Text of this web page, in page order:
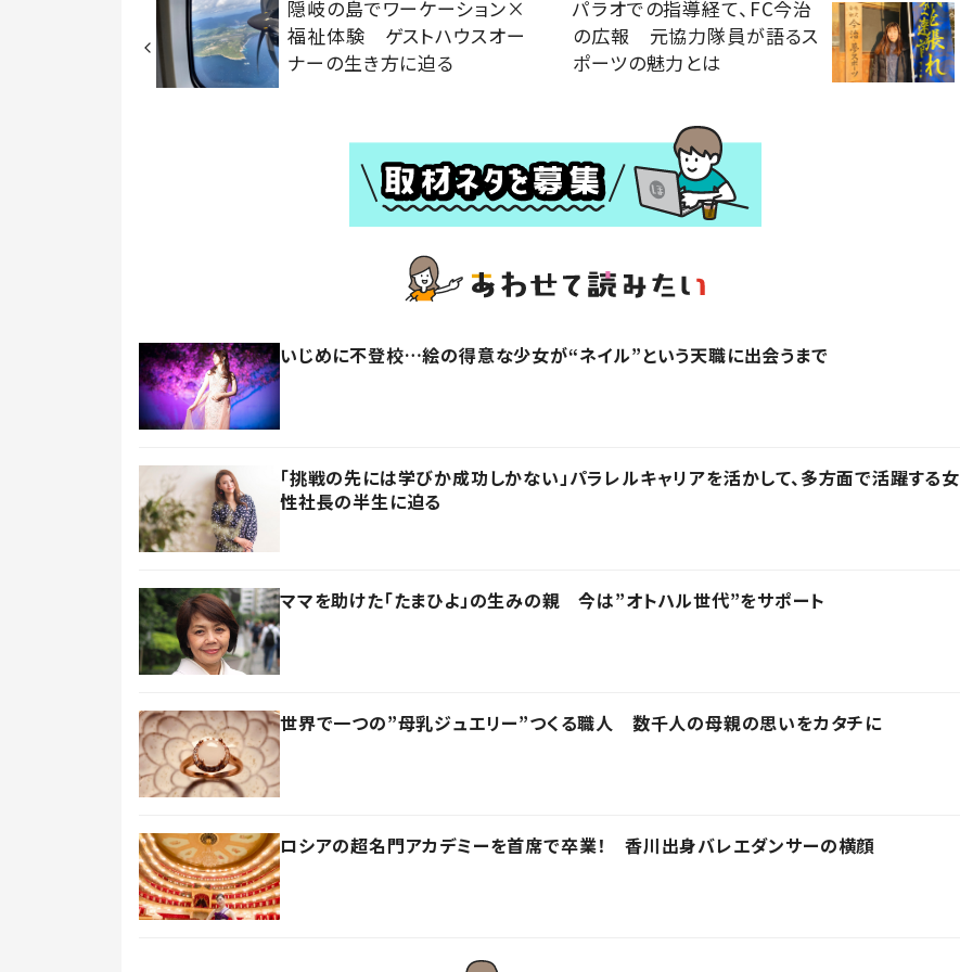
隠岐の島でワーケーション×
福祉体験 ゲストハウスオー
ナーの生き方に迫る
パラオでの指導経て、FC今治
の広報 元協力隊員が語るス
ポーツの魅力とは
いじめに不登校…絵の得意な少女が“ネイル”という天職に出会うまで
「挑戦の先には学びか成功しかない」パラレルキャリアを活かして、多方面で活躍する女
性社長の半生に迫る
ママを助けた「たまひよ」の生みの親 今は”オトハル世代”をサポート
世界で一つの”母乳ジュエリー”つくる職人 数千人の母親の思いをカタチに
ロシアの超名門アカデミーを首席で卒業！ 香川出身バレエダンサーの横顔